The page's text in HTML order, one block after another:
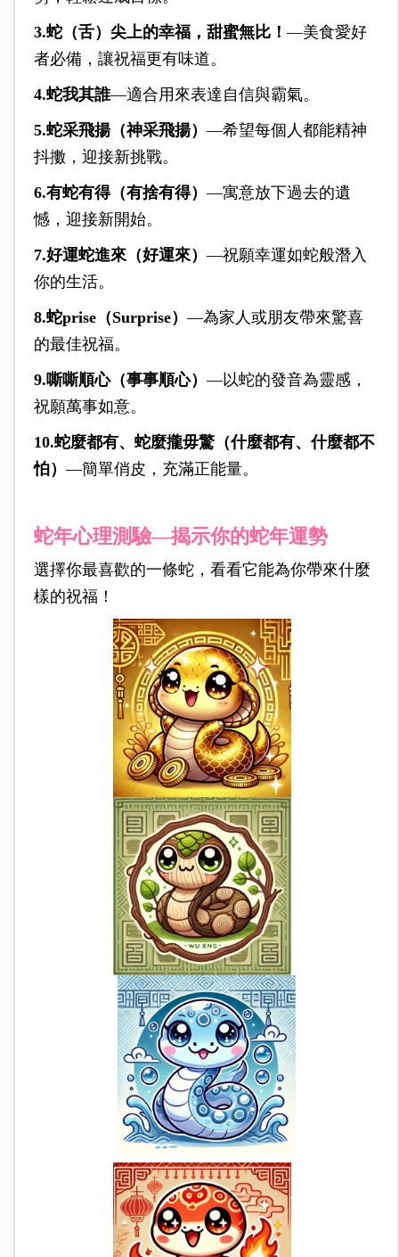
3.蛇（舌）尖上的幸福，甜蜜無比！—美食愛好
者必備，讓祝福更有味道。
4.蛇我其誰—適合用來表達自信與霸氣。
5.蛇采飛揚（神采飛揚）—希望每個人都能精神
抖擻，迎接新挑戰。
6.有蛇有得（有捨有得）—寓意放下過去的遺
憾，迎接新開始。
7.好運蛇進來（好運來）—祝願幸運如蛇般潛入
你的生活。
8.蛇prise（Surprise）—為家人或朋友帶來驚喜
的最佳祝福。
9.嘶嘶順心（事事順心）—以蛇的發音為靈感，
祝願萬事如意。
10.蛇麼都有、蛇麼攏毋驚（什麼都有、什麼都不
怕）—簡單俏皮，充滿正能量。
蛇年心理測驗—揭示你的蛇年運勢
選擇你最喜歡的一條蛇，看看它能為你帶來什麼
樣的祝福！